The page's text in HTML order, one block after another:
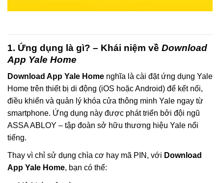
1. Ứng dụng là gì? – Khái niệm về Download
App Yale Home
Download App Yale Home nghĩa là cài đặt ứng dụng Yale
Home trên thiết bị di động (iOS hoặc Android) để kết nối,
điều khiển và quản lý khóa cửa thông minh Yale ngay từ
smartphone. Ứng dụng này được phát triển bởi đội ngũ
ASSA ABLOY – tập đoàn sở hữu thương hiệu Yale nổi
tiếng.
Thay vì chỉ sử dụng chìa cơ hay mã PIN, với Download
App Yale Home, bạn có thể: